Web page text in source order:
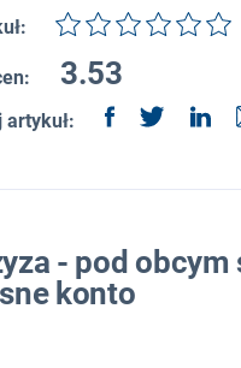
3.53
artykuł:
- pod obcym
konto